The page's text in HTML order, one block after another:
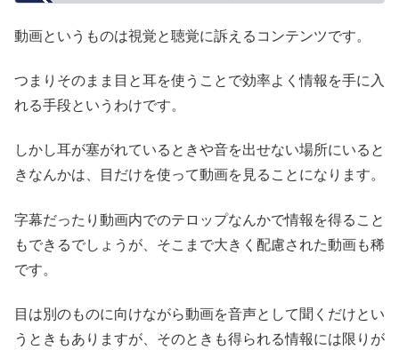
動画というものは視覚と聴覚に訴えるコンテンツです。
つまりそのまま目と耳を使うことで効率よく情報を手に入
れる手段というわけです。
しかし耳が塞がれているときや音を出せない場所にいると
きなんかは、目だけを使って動画を見ることになります。
字幕だったり動画内でのテロップなんかで情報を得ること
もできるでしょうが、そこまで大きく配慮された動画も稀
です。
目は別のものに向けながら動画を音声として聞くだけとい
うときもありますが、そのときも得られる情報には限りが